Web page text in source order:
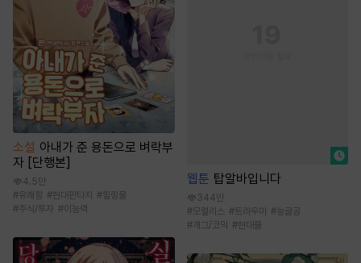
소설 아내가 준 용돈으로 벼락부
자 [단행본]
4.5만
#유쾌함 #현대판타지 # 힐링물
#주식/투자 #이능력
웹툰 탑알바입니다
344만
#모럴리스 #트라우마 #능글공
#개그/코믹 #현대물